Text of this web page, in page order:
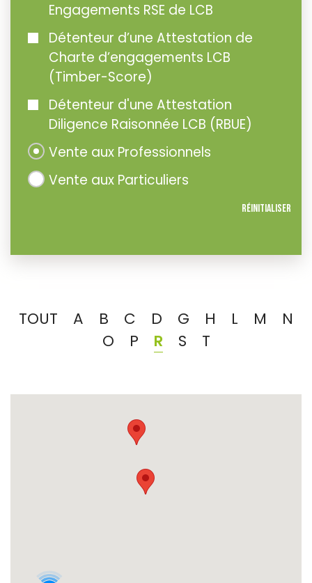
Engagements RSE de LCB
Détenteur d’une Attestation de
Charte d’engagements LCB
(Timber-Score)
Détenteur d'une Attestation
Diligence Raisonnée LCB (RBUE)
Vente aux Professionnels
Vente aux Particuliers
Réinitialiser
TOUT A B C D G H L M
N
O
P R S T